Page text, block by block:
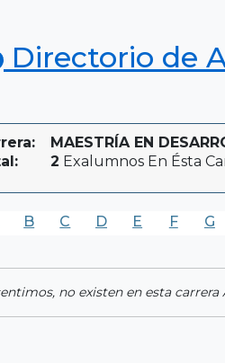
Directorio de
MAESTRÍA EN
2 Exalumnos En Ésta
B C D E F G
no existen en esta